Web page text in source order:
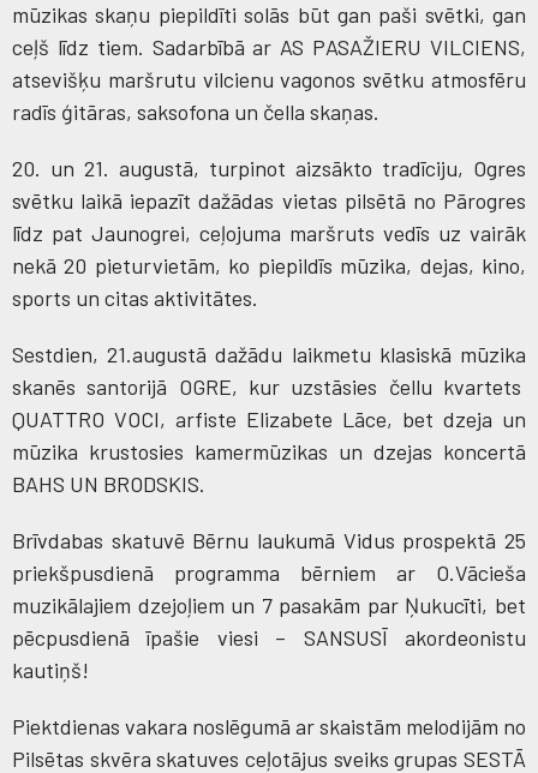
mūzikas skaņu piepildīti solās būt gan paši svētki, gan
ceļš līdz tiem. Sadarbībā ar AS PASAŽIERU VILCIENS,
atsevišķu maršrutu vilcienu vagonos svētku atmosfēru
radīs ģitāras, saksofona un čella skaņas.
20. un 21. augustā, turpinot aizsākto tradīciju, Ogres
svētku laikā iepazīt dažādas vietas pilsētā no Pārogres
līdz pat Jaunogrei, ceļojuma maršruts vedīs uz vairāk
nekā 20 pieturvietām, ko piepildīs mūzika, dejas, kino,
sports un citas aktivitātes.
Sestdien, 21.augustā dažādu laikmetu klasiskā mūzika
skanēs santorijā OGRE, kur uzstāsies čellu kvartets
QUATTRO VOCI, arfiste Elizabete Lāce, bet dzeja un
mūzika krustosies kamermūzikas un dzejas koncertā
BAHS UN BRODSKIS.
Brīvdabas skatuvē Bērnu laukumā Vidus prospektā 25
priekšpusdienā programma bērniem ar O.Vācieša
muzikālajiem dzejoļiem un 7 pasakām par Ņukucīti, bet
pēcpusdienā īpašie viesi – SANSUSĪ akordeonistu
kautiņš!
Piektdienas vakara noslēgumā ar skaistām melodijām no
Pilsētas skvēra skatuves ceļotājus sveiks grupas SESTĀ